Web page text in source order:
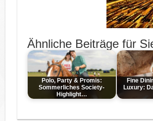
Ähnliche Beiträge für
Polo, Party & Promis:
Sommerliches Society-
Highlight…
Fine
Luxury: